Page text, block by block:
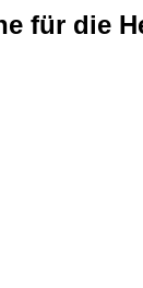
für die